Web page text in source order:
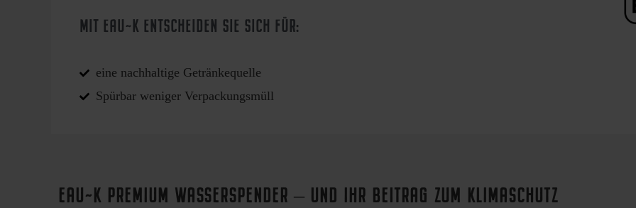
MIT EAU~K ENTSCHEIDEN SIE SICH FÜR:
eine nachhaltige Getränkequelle
Spürbar weniger Verpackungsmüll
EAU~K PREMIUM WASSERSPENDER – UND IHR BEITRAG ZUM KLIMASCHUTZ